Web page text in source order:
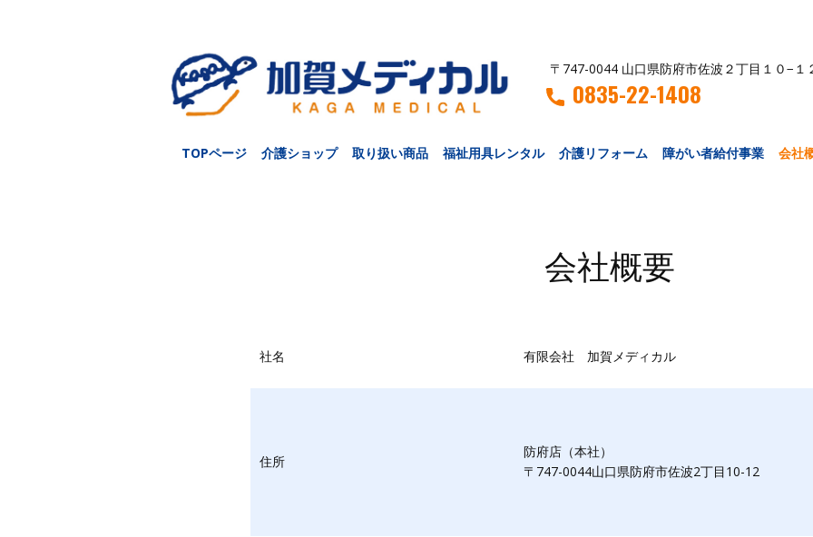
〒747-0044 山口県防府市佐波２丁目１０−１
0835-22-1408
TOPページ 介護ショップ 取り扱い商品 福祉用具レンタル 介護リフォーム 障がい者給付事業 会社
会社概要
社名 有限会社 加賀メディカル
住所
防府店（本社）
〒747-0044山口県防府市佐波2丁目10-12